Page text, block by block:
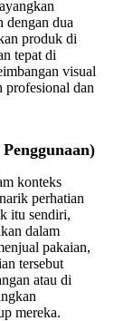
dengan dua
produk di
tepat di
visual
profesional dan
konteks
perhatian
itu sendiri,
dalam
pakaian,
tersebut
atau di
mereka.